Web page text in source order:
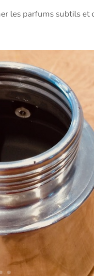
les parfums subtils et